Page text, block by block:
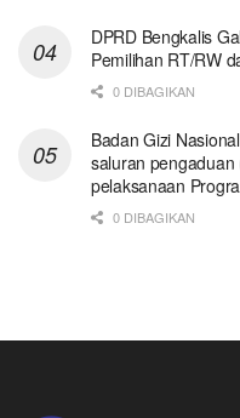
DPRD Bengkalis
Pemilihan RT/RW
0 DIBAGIKAN
Badan Gizi
saluran
pelaksanaan
0 DIBAGIKAN